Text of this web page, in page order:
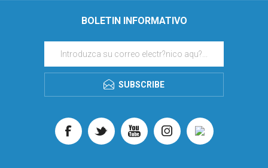
BOLETIN INFORMATIVO
SUBSCRIBE